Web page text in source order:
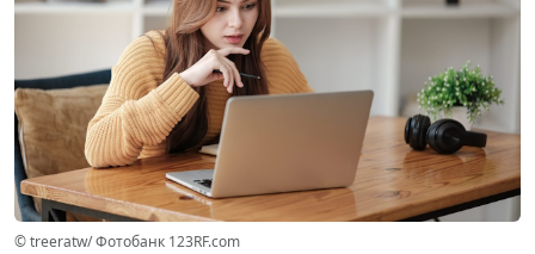
© treeratw/ Фотобанк 123RF.com